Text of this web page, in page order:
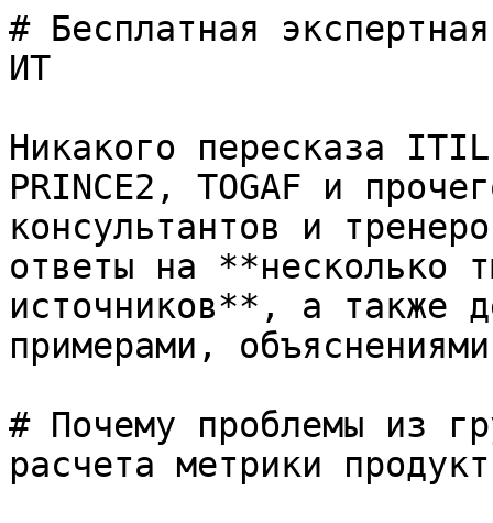
# Бесплатная
ИТ
Никакого пересказа
PRINCE2, TOGAF и
консультантов и
ответы на **несколько
источников**, а также
примерами,
# Почему проблемы из
расчета метрики